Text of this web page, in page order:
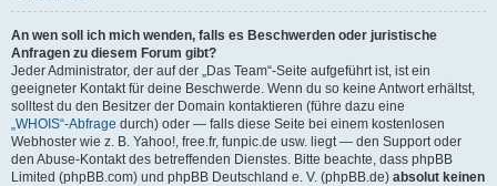
An wen soll ich mich wenden, falls es Beschwerden oder juristische
Anfragen zu diesem Forum gibt?
Jeder Administrator, der auf der „Das Team“-Seite aufgeführt ist, ist ein
geeigneter Kontakt für deine Beschwerde. Wenn du so keine Antwort erhältst,
solltest du den Besitzer der Domain kontaktieren (führe dazu eine
„WHOIS“-Abfrage durch) oder — falls diese Seite bei einem kostenlosen
Webhoster wie z. B. Yahoo!, free.fr, funpic.de usw. liegt — den Support oder
den Abuse-Kontakt des betreffenden Dienstes. Bitte beachte, dass phpBB
Limited (phpBB.com) und phpBB Deutschland e. V. (phpBB.de) absolut keinen